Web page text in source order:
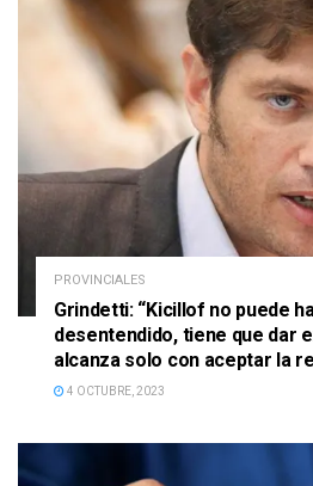
PROVINCIALES
Grindetti: “Kicillof no puede
desentendido, tiene que dar
alcanza solo con aceptar la
4 OCTUBRE, 2023